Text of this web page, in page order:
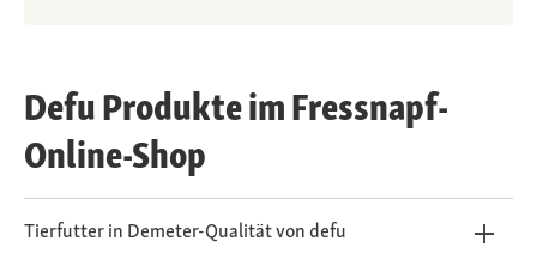
Defu Produkte im Fressnapf-
Online-Shop
Tierfutter in Demeter-Qualität von defu